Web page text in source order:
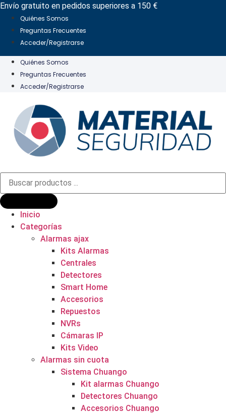
Ir
contenido
Envío gratuito en pedidos superiores a 150 €
Quiénes Somos
Preguntas Frecuentes
Acceder/Registrarse
Quiénes Somos
Preguntas Frecuentes
Acceder/Registrarse
Búsqueda
productos
Inicio
Categorías
Alarmas ajax
Kits Alarmas
Centrales
Detectores
Smart Home
Accesorios
Repuestos
NVRs
Cámaras IP
Kits Video
Alarmas sin cuota
Sistema Chuango
Kit alarmas Chuango
Detectores Chuango
Accesorios Chuango